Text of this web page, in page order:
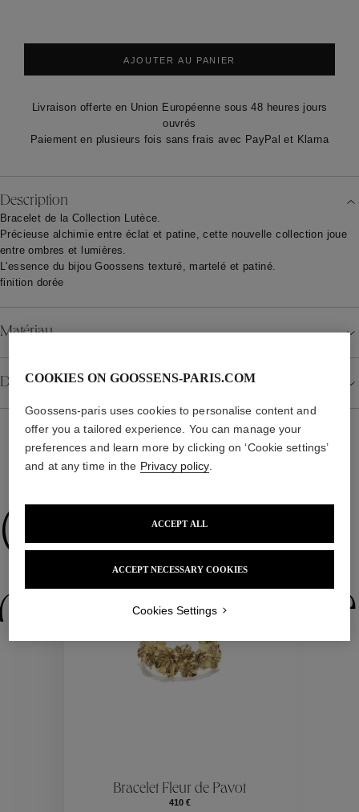
AJOUTER AU PANIER
Livraison offerte en Union Européenne sous 48 heures jours
ouvrés
Paiement en plusieurs fois sans frais avec PayPal et Klarna
Description
Bracelet de la Collection Lutèce.
Précieuse alchimie entre éclat et patine, cette nouvelle collection joue
entre ombres et lumières.
L'essence du bijou Goossens texturé, martelé et patiné.
finition dorée
Matériau
Détails
NOUS VOUS PROPOSONS ÉGALEMENT
Collections
Collections
Bracelet Fleur de Pavot
410 €
COOKIES ON GOOSSENS-PARIS.COM
Goossens-paris uses cookies to personalise content and
offer you a tailored experience. You can manage your
preferences and learn more by clicking on ‘Cookie settings’
and at any time in the Privacy policy.
ACCEPT NECESSARY COOKIES
ACCEPT ALL
Cookies Settings